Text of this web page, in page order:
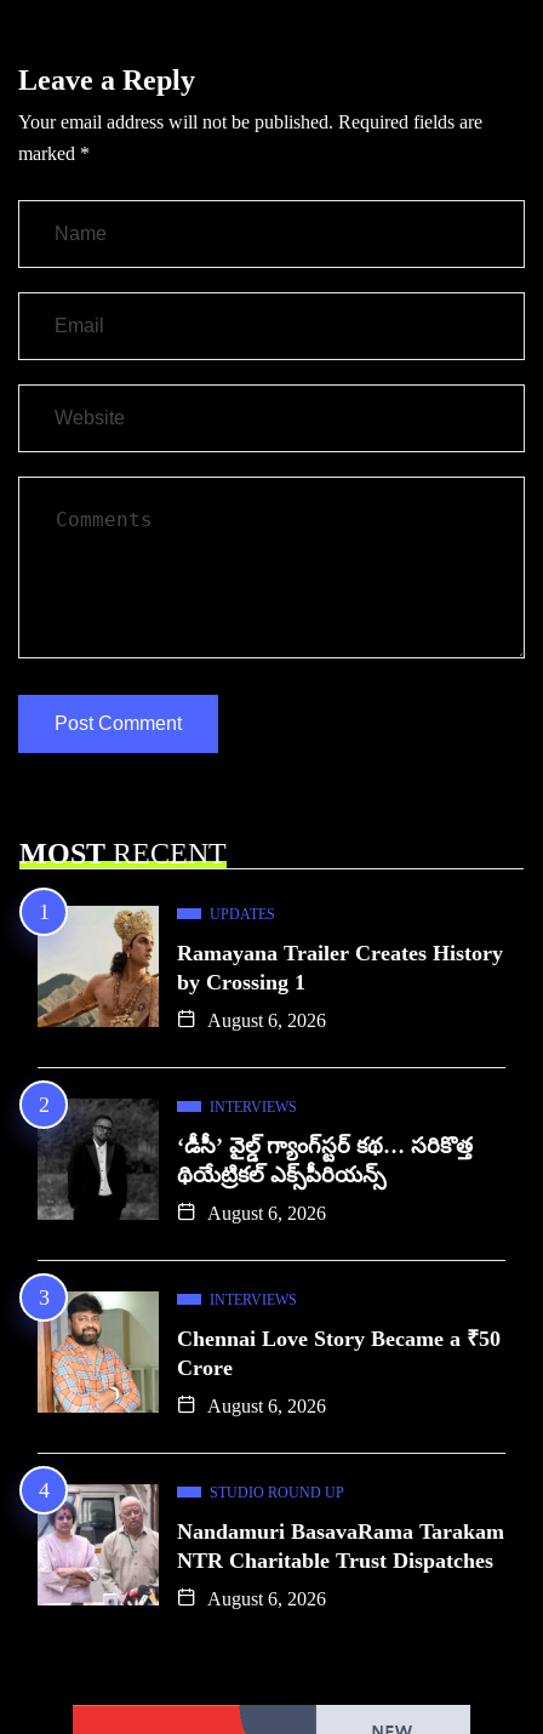
Leave a Reply
Your email address will not be published. Required fields are
marked *
MOSTRECENT
UPDATES
Ramayana Trailer Creates History
by Crossing 1
August 6, 2026
INTERVIEWS
‘డీసీ’ వైల్డ్ గ్యాంగ్‌స్టర్ కథ… సరికొత్త
థియేట్రికల్ ఎక్స్‌పీరియన్స్
August 6, 2026
INTERVIEWS
Chennai Love Story Became a ₹50
Crore
August 6, 2026
STUDIO ROUND UP
Nandamuri BasavaRama Tarakam
NTR Charitable Trust Dispatches
August 6, 2026